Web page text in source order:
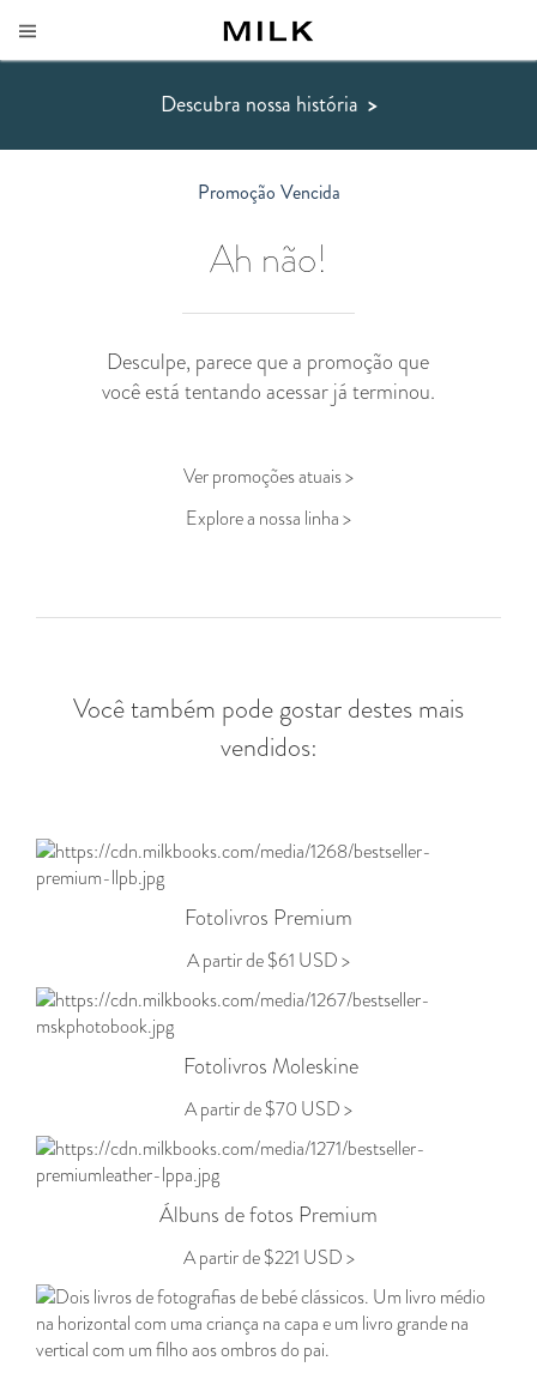
Descubra nossa história >
Promoção Vencida
Ah não!
Desculpe, parece que a promoção que
você está tentando acessar já terminou.
Ver promoções atuais >
Explore a nossa linha >
Você também pode gostar destes mais
vendidos:
Fotolivros Premium
A partir de $61 USD >
Fotolivros Moleskine
A partir de $70 USD >
Álbuns de fotos Premium
A partir de$221 USD>